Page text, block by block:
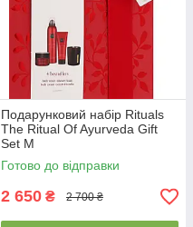
Подарунковий набір Rituals
The Ritual Of Ayurveda Gift
Set M
Готово до відправки
2 650 ₴ 2 700 ₴